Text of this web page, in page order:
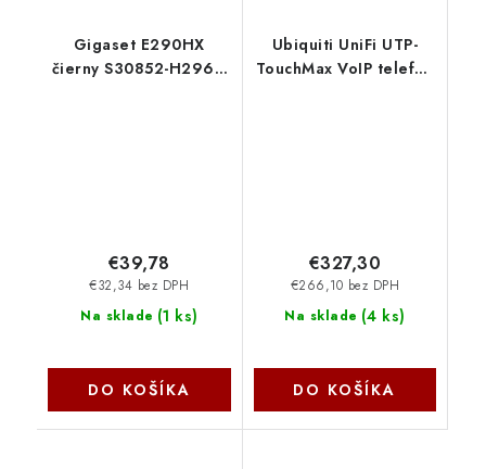
Gigaset E290HX
čierny S30852-H2961-
Na sklade (1 ks)
€32,34 bez DPH
€39,78
DO KOŠÍKA
Ubiquiti UniFi UTP-
TouchMax VoIP telefon
Na sklade (4 ks)
€266,10 bez DPH
€327,30
DO KOŠÍKA